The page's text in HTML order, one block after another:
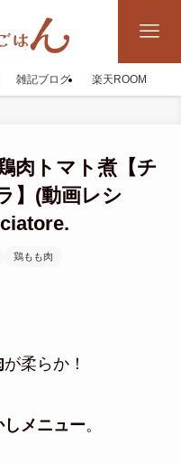
雑記ブログ 楽天ROOM
肉トマト煮【チ
】(動画レシ
鶏もも肉
が柔らか！
メニュー。